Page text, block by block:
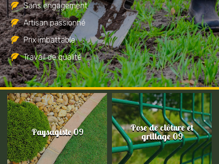
Sans engagement
Artisan passionné
Prix imbattable
Travail de qualité
Paysagiste 09 Pose de clôture et
grillage 09